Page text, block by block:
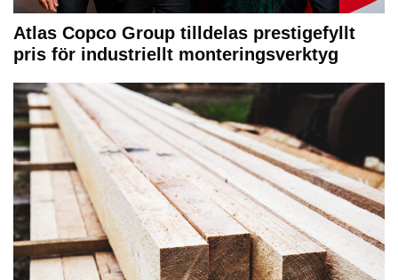
Atlas Copco Group tilldelas prestigefyllt
pris för industriellt monteringsverktyg